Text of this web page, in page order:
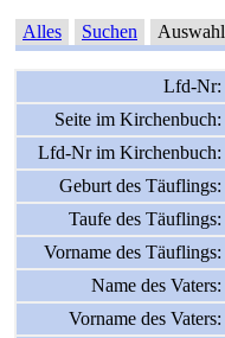
Alles Suchen Auswahl
Lfd-Nr:
Seite im Kirchenbuch:
Lfd-Nr im Kirchenbuch:
Geburt des Täuflings:
Taufe des Täuflings:
Vorname des Täuflings:
Name des Vaters:
Vorname des Vaters: